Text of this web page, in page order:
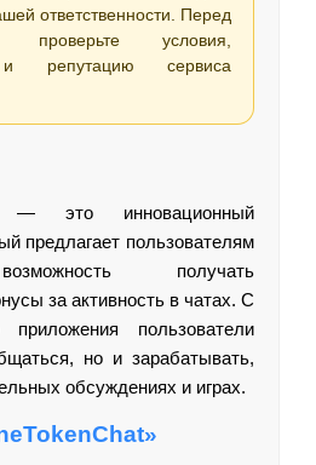
ответственности. Перед
проверьте условия,
и репутацию сервиса
— это инновационный
предлагает пользователям
получать
за активность в чатах. С
пользователи
но и зарабатывать,
обсуждениях и играх.